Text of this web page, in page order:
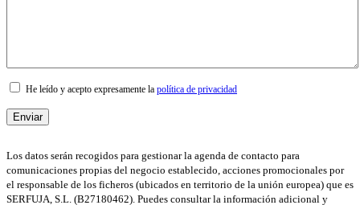
He leído y acepto expresamente la política de privacidad
Los datos serán recogidos para gestionar la agenda de contacto para
comunicaciones propias del negocio establecido, acciones promocionales por
el responsable de los ficheros (ubicados en territorio de la unión europea) que es
SERFUJA, S.L. (B27180462). Puedes consultar la información adicional y